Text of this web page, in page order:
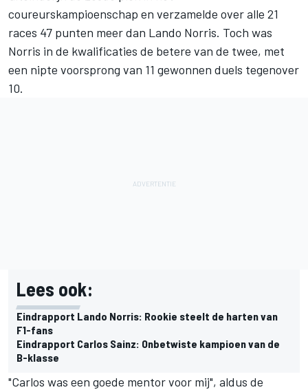
coureurskampioenschap en verzamelde over alle 21
races 47 punten meer dan Lando Norris. Toch was
Norris in de kwalificaties de betere van de twee, met
een nipte voorsprong van 11 gewonnen duels tegenover
10.
Lees ook:
Eindrapport Lando Norris: Rookie steelt de harten van
F1-fans
Eindrapport Carlos Sainz: Onbetwiste kampioen van de
B-klasse
"Carlos was een goede mentor voor mij", aldus de